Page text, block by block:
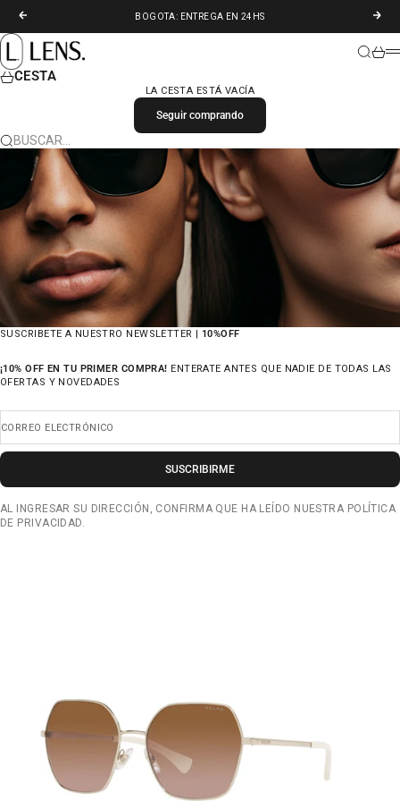
ANTERIOR
BOGOTA: ENTREGA EN 24HS
LENS. COLOMBIA
BUSCAR
CESTA
LA CESTA ESTÁ VACÍA
Seguir comprando
BUSCAR…
SUSCRIBETE A NUESTRO NEWSLETTER | 10%OFF
¡10% OFF EN TU PRIMER COMPRA! ENTERATE ANTES QUE NADIE DE TODAS LAS
OFERTAS Y NOVEDADES
CORREO ELECTRÓNICO
SUSCRIBIRME
AL INGRESAR SU DIRECCIÓN, CONFIRMA QUE HA LEÍDO NUESTRA POLÍTICA
DE PRIVACIDAD.